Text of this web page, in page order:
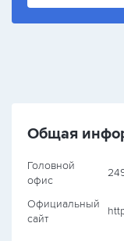
Общая
Головной
офис
Официальный
сайт